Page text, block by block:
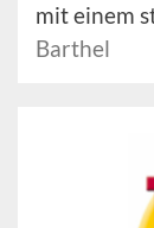
mit einem
Barthel